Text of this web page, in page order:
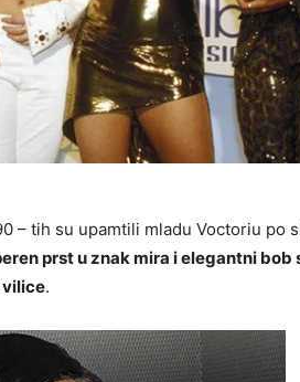
– tih su upamtili mladu Voctoriu po
prst u znak mira i elegantni bob
vilice.